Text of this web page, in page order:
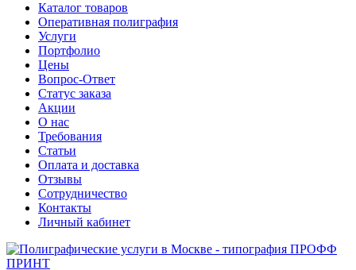
Каталог товаров
Оперативная полиграфия
Услуги
Портфолио
Цены
Вопрос-Ответ
Статус заказа
Акции
О нас
Требования
Статьи
Оплата и доставка
Отзывы
Сотрудничество
Контакты
Личный кабинет